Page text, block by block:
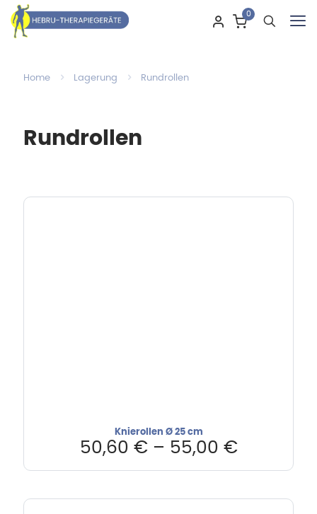
0
Home Lagerung Rundrollen
Rundrollen
Knierollen Ø 25 cm
50,60 €– 55,00 €